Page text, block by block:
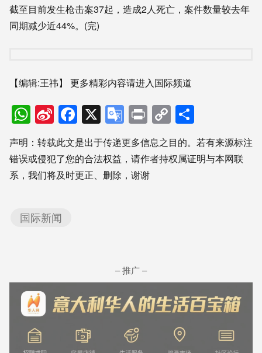
截至目前发生枪击案37起，造成2人死亡，案件数量较去年
同期减少近44%。(完)
【编辑:王祎】 更多精彩内容请进入国际频道
WhatsApp
Sina
Weibo
Facebook
X Google
Translate
PrintCopy
Link享
声明：转载此文是出于传递更多信息之目的。若有来源标注
错误或侵犯了您的合法权益，请作者持权属证明与本网联
系，我们将及时更正、删除，谢谢
国际新闻
– 推广 –